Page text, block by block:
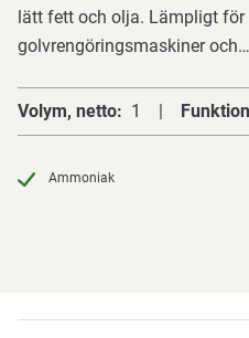
lätt fett och olja. Lämpligt för
golvrengöringsmaskiner och…
Volym, netto 1
Ammoniak